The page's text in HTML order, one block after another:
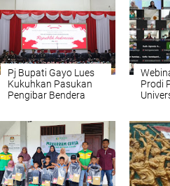
Pj Bupati Gayo Lues
Kukuhkan Pasukan
Pengibar Bendera
Prodi